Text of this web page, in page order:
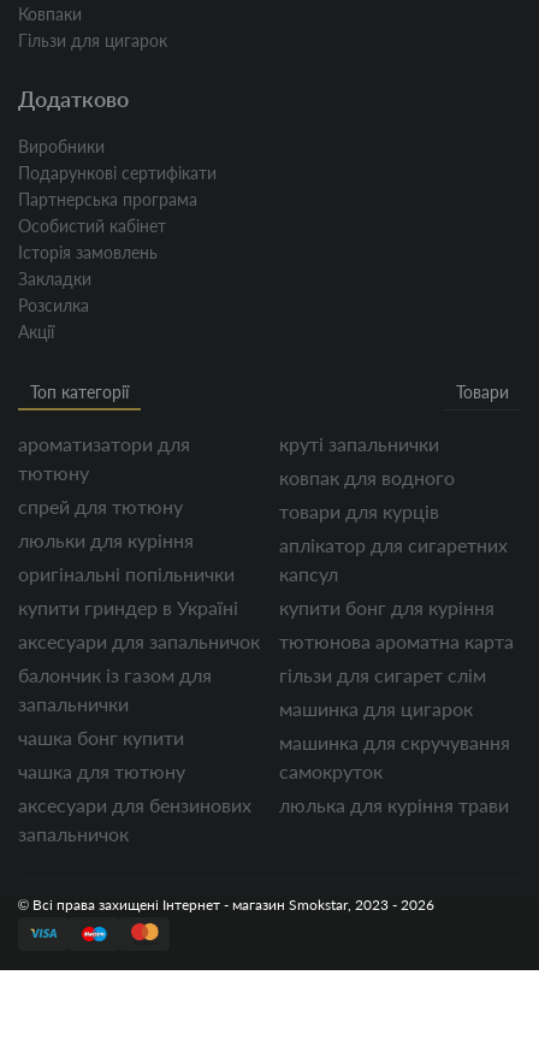
Ковпаки
Гільзи для цигарок
Додатково
Виробники
Подарункові сертифікати
Партнерська програма
Особистий кабінет
Історія замовлень
Закладки
Розсилка
Акції
Топ категорії Товари
ароматизатори для
тютюну
спрей для тютюну
люльки для куріння
оригінальні попільнички
купити гриндер в Україні
аксесуари для запальничок
балончик із газом для
запальнички
чашка бонг купити
чашка для тютюну
аксесуари для бензинових
запальничок
круті запальнички
ковпак для водного
товари для курців
аплікатор для сигаретних
капсул
купити бонг для куріння
тютюнова ароматна карта
гільзи для сигарет слім
машинка для цигарок
машинка для скручування
самокруток
люлька для куріння трави
© Всі права захищені Інтернет - магазин Smokstar, 2023 - 2026